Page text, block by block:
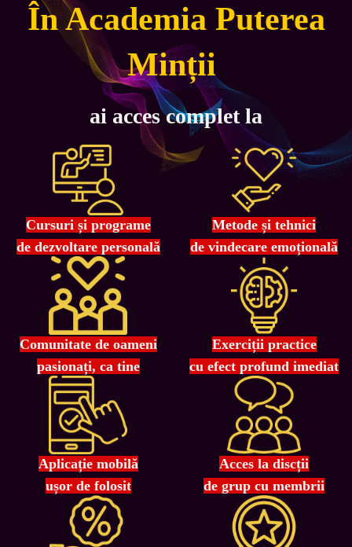
În Academia Puterea
Minții
ai acces complet la
Cursuri și programe
de dezvoltare personală
Metode și tehnici
de vindecare emoțională
Comunitate de oameni
pasionați, ca tine
Exerciții practice
cu efect profund imediat
Aplicație mobilă
ușor de folosit
Acces la discții
de grup cu membrii